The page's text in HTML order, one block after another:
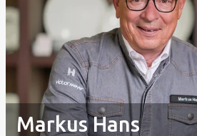
Markus Hans